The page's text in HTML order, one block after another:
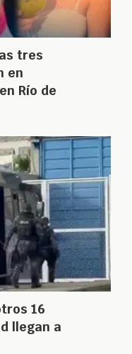
tres
en
Río de
16
llegan a